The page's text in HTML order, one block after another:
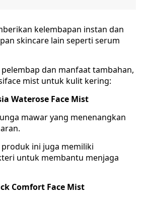
kelembapan instan dan
skincare lain seperti serum
dan manfaat tambahan,
mist untuk kulit kering:
Waterose Face Mist
mawar yang menenangkan
ini juga memiliki
untuk membantu menjaga
Comfort Face Mist